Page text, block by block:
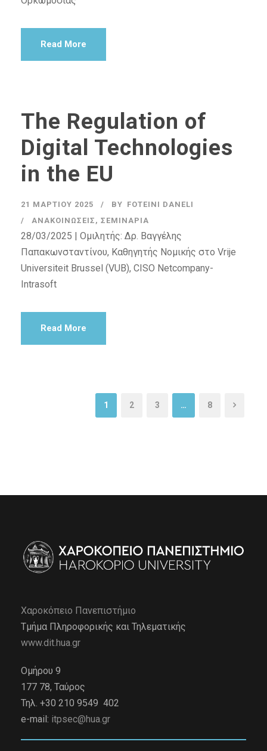
Read More
The Regulation of
Digital Technologies
in the EU
21 ΜΑΡΤΊΟΥ 2025 BY FOTEINI DANELI
ΑΝΑΚΟΙΝΏΣΕΙΣ , ΣΕΜΙΝΆΡΙΑ
28/03/2025 | Ομιλητής: Δρ. Βαγγέλης
Παπακωνσταντίνου, Καθηγητής Νομικής στο Vrije
Universiteit Brussel (VUB), CISO Netcompany-
Intrasoft
Read More
1 2 3 … 8
Χαροκόπειο Πανεπιστήμιο
Τμήμα Πληροφορικής και Τηλεματικής
www.dit.hua.gr
Ομήρου 9
177 78, Ταύρος
Τηλ. +30 210 9549 402
e-mail: itpsec@hua.gr